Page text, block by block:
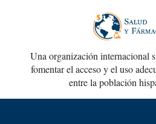
Una organización internacional
fomentar el acceso y el uso
entre la población